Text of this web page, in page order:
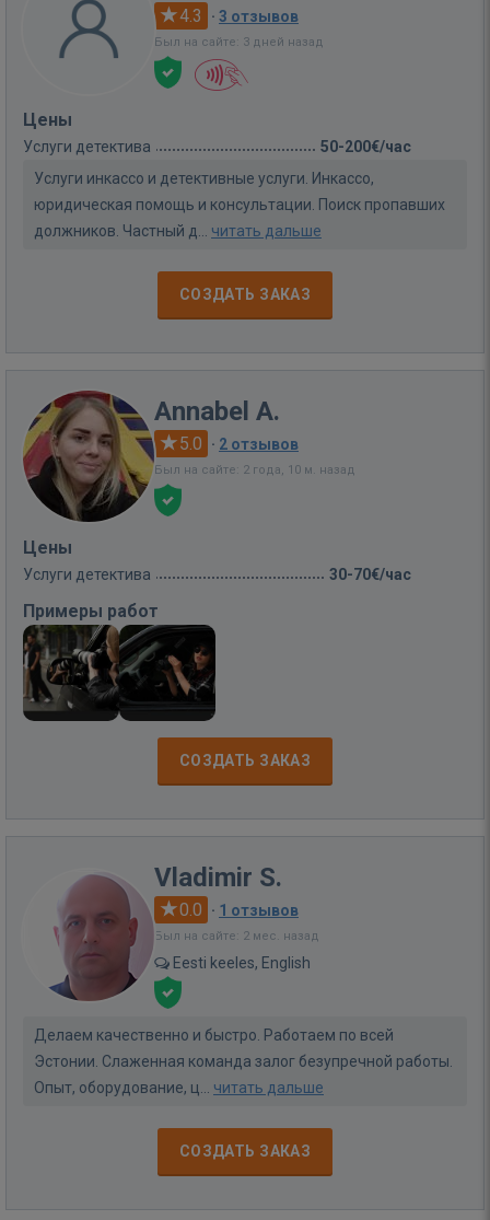
4.3 · 3 отзывов
Был на сайте: 3 дней назад
Цены
Услуги детектива
50-200€/час
Услуги инкассо и детективные услуги. Инкассо,
юридическая помощь и консультации. Поиск пропавших
должников. Частный д... читать дальше
СОЗДАТЬ ЗАКАЗ
Annabel A.
5.0 · 2 отзывов
Был на сайте: 2 года, 10 м. назад
Цены
Услуги детектива 30-70€/час
Примеры работ
СОЗДАТЬ ЗАКАЗ
Vladimir S.
0.0 · 1 отзывов
Был на сайте: 2 мес. назад
Eesti keeles, English
Делаем качественно и быстро. Работаем по всей
Эстонии. Слаженная команда залог безупречной работы.
Опыт, оборудование, ц... читать дальше
СОЗДАТЬ ЗАКАЗ